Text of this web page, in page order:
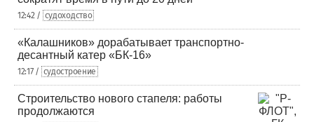
12:42 / судоходство
«Калашников» дорабатывает транспортно-
десантный катер «БК-16»
12:17 / судостроение
Строительство нового стапеля: работы
продолжаются